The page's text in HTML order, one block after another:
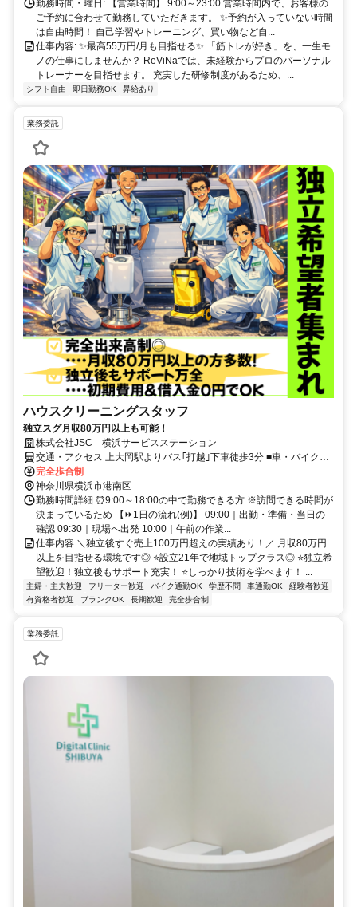
勤務時間・曜日: 【営業時間】 9:00～23:00 営業時間内で、お客様の
ご予約に合わせて勤務していただきます。 ✨予約が入っていない時間
は自由時間！ 自己学習やトレーニング、買い物など自...
仕事内容: ✨最高55万円/月も目指せる✨ 「筋トレが好き」を、一生モ
ノの仕事にしませんか？ ReViNaでは、未経験からプロのパーソナル
トレーナーを目指せます。 充実した研修制度があるため、...
シフト自由 即日勤務OK 昇給あり
業務委託
ハウスクリーニングスタッフ
独立スグ月収80万円以上も可能！
株式会社JSC 横浜サービスステーション
交通・アクセス 上大岡駅よりバス｢打越｣下車徒歩3分 ■車・バイク通
勤OK
完全歩合制
神奈川県横浜市港南区
勤務時間詳細 ⏰9:00～18:00の中で勤務できる方 ※訪問できる時間が
決まっているため 【⏩1日の流れ(例)】 09:00｜出勤・準備・当日の
確認 09:30｜現場へ出発 10:00｜午前の作業...
仕事内容 ＼独立後すぐ売上100万円超えの実績あり！／ 月収80万円
以上を目指せる環境です◎ ⭐設立21年で地域トップクラス◎ ⭐独立希
望歓迎！独立後もサポート充実！ ⭐しっかり技術を学べます！ ...
主婦・主夫歓迎 フリーター歓迎 バイク通勤OK 学歴不問 車通勤OK
経験者歓迎
有資格者歓迎
ブランクOK 長期歓迎 完全歩合制
業務委託